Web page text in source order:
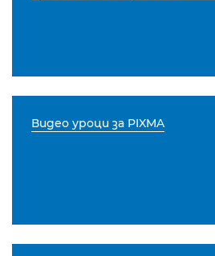
Видео уроци за PIXMA